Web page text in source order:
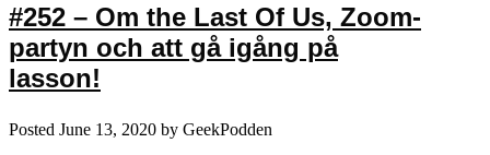
#252 – Om the Last Of Us, Zoom-
partyn och att gå igång på
lasson!
Posted June 13, 2020 by GeekPodden